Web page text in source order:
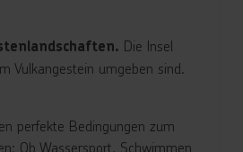
Die Insel
Vulkangestein umgeben sind.
perfekte Bedingungen zum
Ob Wassersport, Schwimmen